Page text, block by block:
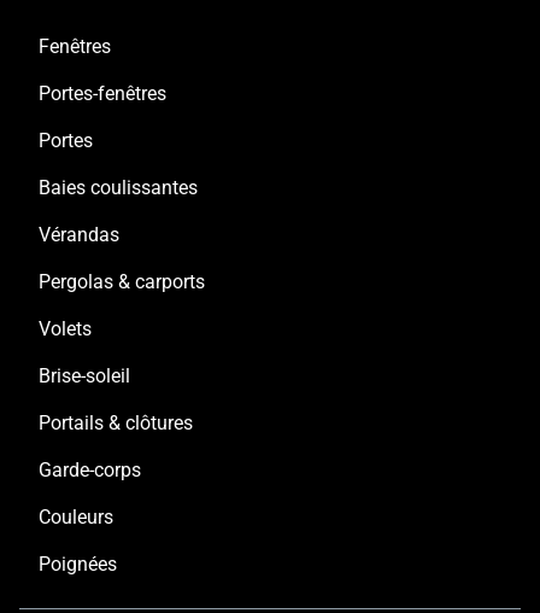
Fenêtres
Portes-fenêtres
Portes
Baies coulissantes
Vérandas
Pergolas & carports
Volets
Brise-soleil
Portails & clôtures
Garde-corps
Couleurs
Poignées